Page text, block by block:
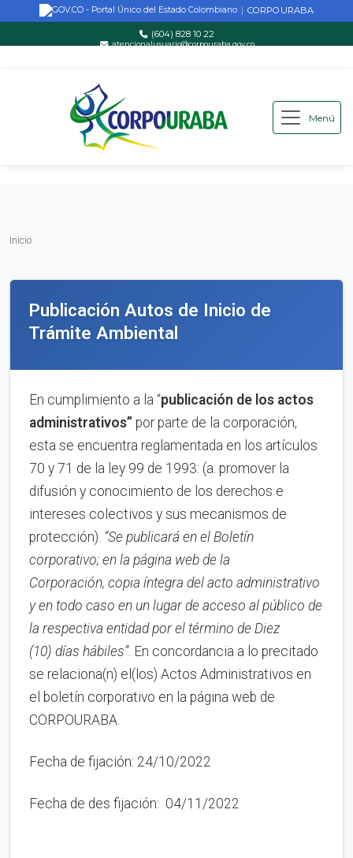
Saltar al contenido principal
| CORPOURABA
(604) 828 10 22
atencionalusuario@corpouraba.gov.co
Menú
Inicio
Publicación Autos de Inicio de
Trámite Ambiental
En cumplimiento a la “publicación de los actos
administrativos” por parte de la corporación,
esta se encuentra reglamentada en los artículos
70 y 71 de la ley 99 de 1993: (a. promover la
difusión y conocimiento de los derechos e
intereses colectivos y sus mecanismos de
protección). “Se publicará en el Boletín
corporativo; en la página web de la
Corporación, copia íntegra del acto administrativo
y en todo caso en un lugar de acceso al público de
la respectiva entidad por el término de Diez
(10) días hábiles”. En concordancia a lo precitado
se relaciona(n) el(los) Actos Administrativos en
el boletín corporativo en la página web de
CORPOURABA.
Fecha de fijación: 24/10/2022
Fecha de des fijación: 04/11/2022